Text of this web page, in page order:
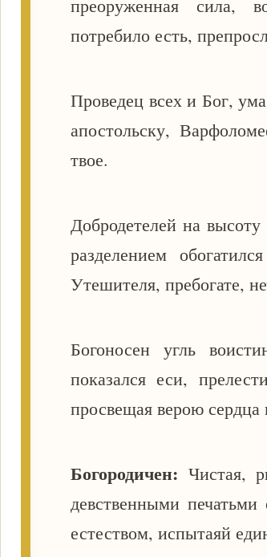
преоруженная сила,
потребило есть,
Проведец всех и Бог,
апостольску,
твое.
Добродетелей на
разделением
Утешителя, пребогате,
Богоносен угль
показался еси,
просвещая верою
Богородичен: Чистая,
девственными
естеством, испытаяй